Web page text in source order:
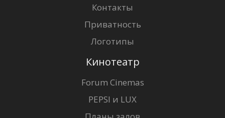
Контакты
Приватность
Логотипы
Кинотеатр
Forum Cinemas
PEPSI и LUX